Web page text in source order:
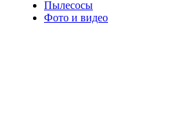
Пылесосы
Фото и видео